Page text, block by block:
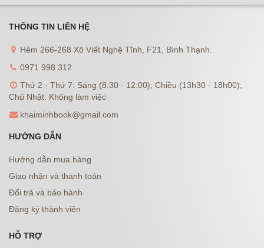
THÔNG TIN LIÊN HỆ
Hẻm 266-268 Xô Viết Nghệ Tĩnh, F21, Bình Thạnh.
0971 998 312
Thứ 2 - Thứ 7: Sáng (8:30 - 12:00); Chiều (13h30 - 18h00);
Chủ Nhật: Không làm việc
khaiminhbook@gmail.com
HƯỚNG DẪN
Hướng dẫn mua hàng
Giao nhận và thanh toán
Đổi trả và bảo hành
Đăng ký thành viên
HỖ TRỢ